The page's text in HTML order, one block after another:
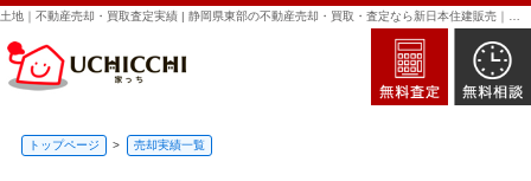
トップページ 売却実績一覧